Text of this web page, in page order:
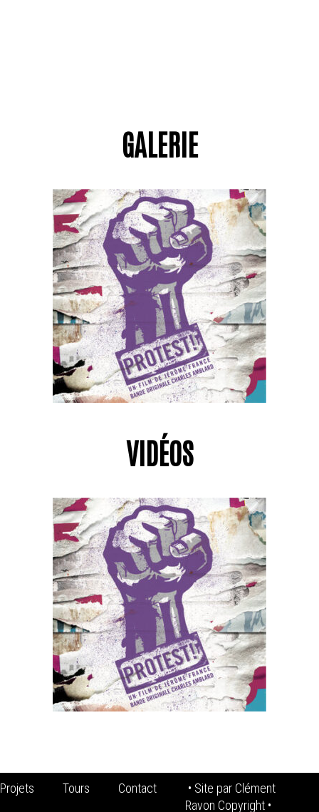
GALERIE
VIDÉOS
Projets Tours Contact • Site par Clément
Ravon Copyright •